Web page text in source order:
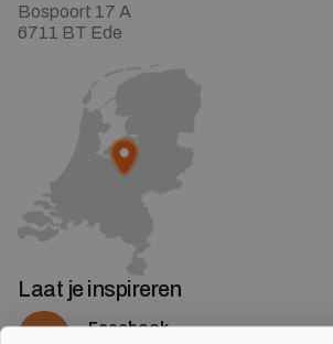
Bospoort 17 A
6711 BT Ede
Laat je inspireren
Facebook